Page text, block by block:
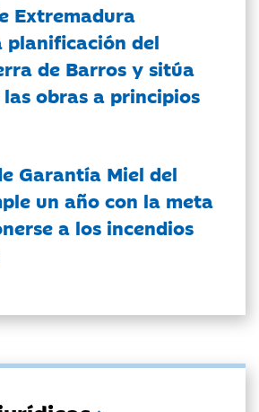
Extremadura
planificación del
de Barros y sitúa
obras a principios
Garantía Miel del
un año con la meta
a los incendios